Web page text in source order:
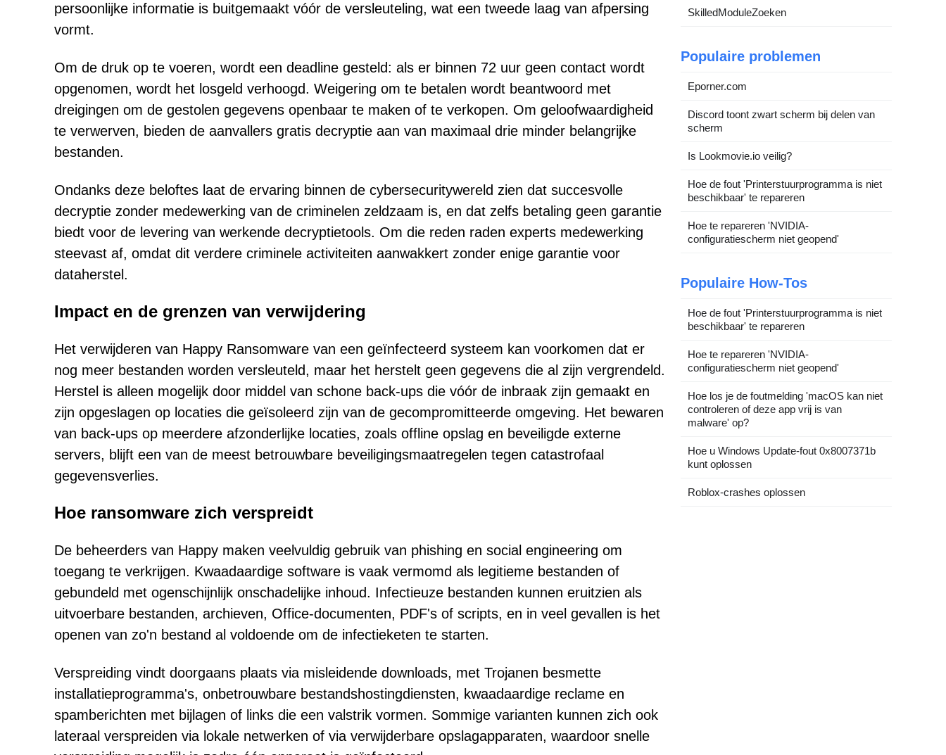
persoonlijke informatie is buitgemaakt vóór de versleuteling, wat een tweede laag van afpersing
vormt.
Om de druk op te voeren, wordt een deadline gesteld: als er binnen 72 uur geen contact wordt
opgenomen, wordt het losgeld verhoogd. Weigering om te betalen wordt beantwoord met
dreigingen om de gestolen gegevens openbaar te maken of te verkopen. Om geloofwaardigheid
te verwerven, bieden de aanvallers gratis decryptie aan van maximaal drie minder belangrijke
bestanden.
Ondanks deze beloftes laat de ervaring binnen de cybersecuritywereld zien dat succesvolle
decryptie zonder medewerking van de criminelen zeldzaam is, en dat zelfs betaling geen garantie
biedt voor de levering van werkende decryptietools. Om die reden raden experts medewerking
steevast af, omdat dit verdere criminele activiteiten aanwakkert zonder enige garantie voor
dataherstel.
Impact en de grenzen van verwijdering
Het verwijderen van Happy Ransomware van een geïnfecteerd systeem kan voorkomen dat er
nog meer bestanden worden versleuteld, maar het herstelt geen gegevens die al zijn vergrendeld.
Herstel is alleen mogelijk door middel van schone back-ups die vóór de inbraak zijn gemaakt en
zijn opgeslagen op locaties die geïsoleerd zijn van de gecompromitteerde omgeving. Het bewaren
van back-ups op meerdere afzonderlijke locaties, zoals offline opslag en beveiligde externe
servers, blijft een van de meest betrouwbare beveiligingsmaatregelen tegen catastrofaal
gegevensverlies.
Hoe ransomware zich verspreidt
De beheerders van Happy maken veelvuldig gebruik van phishing en social engineering om
toegang te verkrijgen. Kwaadaardige software is vaak vermomd als legitieme bestanden of
gebundeld met ogenschijnlijk onschadelijke inhoud. Infectieuze bestanden kunnen eruitzien als
uitvoerbare bestanden, archieven, Office-documenten, PDF's of scripts, en in veel gevallen is het
openen van zo'n bestand al voldoende om de infectieketen te starten.
Verspreiding vindt doorgaans plaats via misleidende downloads, met Trojanen besmette
installatieprogramma's, onbetrouwbare bestandshostingdiensten, kwaadaardige reclame en
spamberichten met bijlagen of links die een valstrik vormen. Sommige varianten kunnen zich ook
lateraal verspreiden via lokale netwerken of via verwijderbare opslagapparaten, waardoor snelle
SkilledModuleZoeken
Populaire problemen
Eporner.com
Discord toont zwart scherm bij delen van
scherm
Is Lookmovie.io veilig?
Hoe de fout 'Printerstuurprogramma is niet
beschikbaar' te repareren
Hoe te repareren 'NVIDIA-
configuratiescherm niet geopend'
Populaire How-Tos
Hoe de fout 'Printerstuurprogramma is niet
beschikbaar' te repareren
Hoe te repareren 'NVIDIA-
configuratiescherm niet geopend'
Hoe los je de foutmelding 'macOS kan niet
controleren of deze app vrij is van
malware' op?
Hoe u Windows Update-fout 0x8007371b
kunt oplossen
Roblox-crashes oplossen